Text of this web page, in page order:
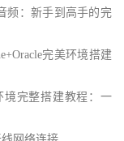
频：新手到高手的完
完美环境搭建
境完整搭建教程：一